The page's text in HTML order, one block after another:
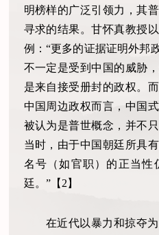
明榜样的广泛引领力，其
寻求的结果。甘怀真教授
例：“更多的证据证明外邦
不一定是受到中国的威胁
是来自接受册封的政权。
中国周边政权而言，中国
被认为是普世概念，并不
当时，由于中国朝廷所具
名号（如官职）的正当性
廷。”【2】
在近代以暴力和掠夺